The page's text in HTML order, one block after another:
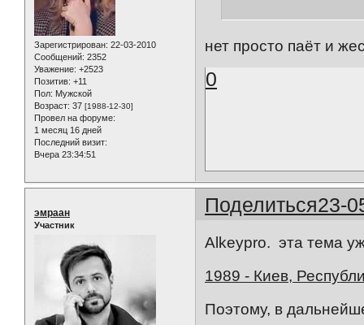
Зарегистрирован: 22-03-2010
Сообщений: 2352
Уважение: +2523
Позитив: +11
Пол: Мужской
Возраст: 37 [1988-12-30]
Провел на форуме:
1 месяц 16 дней
Последний визит:
Вчера 23:34:51
нет просто паёт и
0
Поделиться23-
эмраан
Участник
Alkeypro. эта тема
1989 - Киев,
Поэтому, в